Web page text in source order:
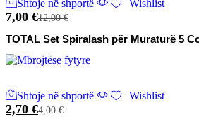
Shtoje në shportë Wishlist
7,00 €12,00€
TOTAL Set Spiralash për Muraturë 5
Shtoje në shportë Wishlist
2,70 €4,00€